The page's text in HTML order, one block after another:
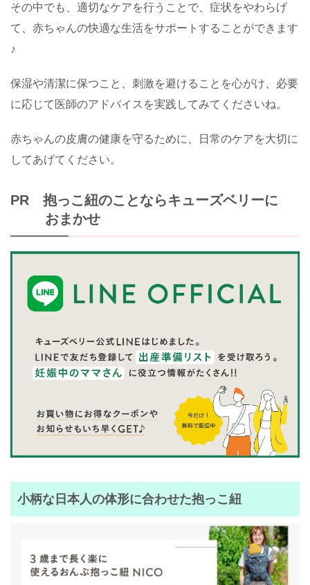
その中でも、適切なケアを行うことで、症状をやわらげ
て、赤ちゃんの快適な生活をサポートすることができます
♪
保湿や清潔に保つこと、刺激を避けることを心がけ、必要
に応じて医師のアドバイスを実践してみてくださいね。
赤ちゃんの皮膚の健康を守るために、日常のケアを大切に
してあげてください。
PR 抱っこ紐のことならキューズベリーに
おまかせ
小柄な日本人の体形に合わせた抱っこ紐